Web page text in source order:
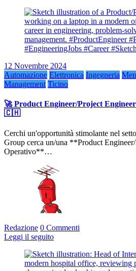
12 Novembre 2024
Automazione Elettronica Ingegneria
Management Ticino
🚀 Product Engineer/Project
🇨🇭
Cerchi un'opportunità stimolante nel
Group cerca un/una **Product
Operativo**…
Redazione 0 Commenti
Leggi il seguito